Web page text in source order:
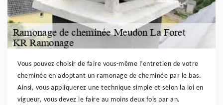
Vous pouvez choisir de faire vous-même l’entretien de votre
cheminée en adoptant un ramonage de cheminée par le bas.
Ainsi, vous appliquerez une technique simple et selon la loi en
vigueur, vous devez le faire au moins deux fois par an.